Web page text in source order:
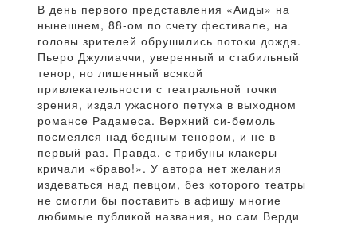
В день первого представления «Аиды» на
нынешнем, 88-ом по счету фестивале, на
головы зрителей обрушились потоки дождя.
Пьеро Джулиаччи, уверенный и стабильный
тенор, но лишенный всякой
привлекательности с театральной точки
зрения, издал ужасного петуха в выходном
романсе Радамеса. Верхний си-бемоль
посмеялся над бедным тенором, и не в
первый раз. Правда, с трибуны клакеры
кричали «браво!». У автора нет желания
издеваться над певцом, без которого театры
не смогли бы поставить в афишу многие
любимые публикой названия, но сам Верди